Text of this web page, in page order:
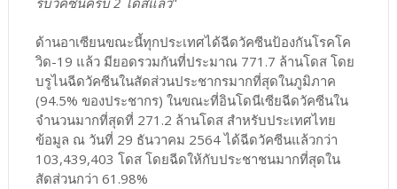
ด้านอาเซียนขณะนี้ทุกประเทศได้ฉีดวัคซีนป้องกันโรคโค
วิด-19 แล้ว มียอดรวมกันที่ประมาณ 771.7 ล้านโดส โดย
บรูไนฉีดวัคซีนในสัดส่วนประชากรมากที่สุดในภูมิภาค
(94.5% ของประชากร) ในขณะที่อินโดนีเซียฉีดวัคซีนใน
จำนวนมากที่สุดที่ 271.2 ล้านโดส สำหรับประเทศไทย
ข้อมูล ณ วันที่ 29 ธันวาคม 2564 ได้ฉีดวัคซีนแล้วกว่า
103,439,403 โดส โดยฉีดให้กับประชาชนมากที่สุดใน
สัดส่วนกว่า 61.98%